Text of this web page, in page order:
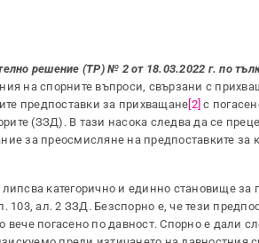
решение (ТР) № 2 от 18.03.2022 г. по
на спорните въпроси, свързани с
предпоставки за прихващане [2] с
(ЗЗД). В тази насока следва да се
за преосмисляне на предпоставките за
липсва категорично и единно становище за
ал. 2 ЗЗД. Безспорно е, че тези
погасено по давност. Спорно е дали